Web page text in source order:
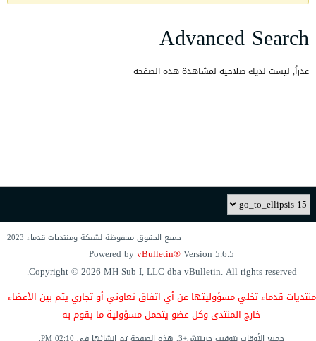
Advanced Search
عذراً, ليست لديك صلاحية لمشاهدة هذه الصفحة
جميع الحقوق محفوظة لشبكة ومنتديات قدماء 2023
Powered byvBulletin®Version 5.6.5
Copyright © 2026 MH Sub I, LLC dba vBulletin. All rights reserved.
منتديات قدماءتخلي مسؤوليتها عن أي اتفاقتعاوني أو تجاري يتم بين الأعضاء
خارج المنتدى وكل عضو يتحمل مسؤولية ما يقوم به